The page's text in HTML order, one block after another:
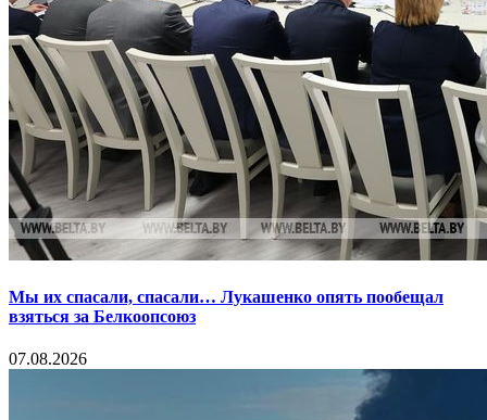
Мы их спасали, спасали… Лукашенко опять пообещал
взяться за Белкоопсоюз
07.08.2026